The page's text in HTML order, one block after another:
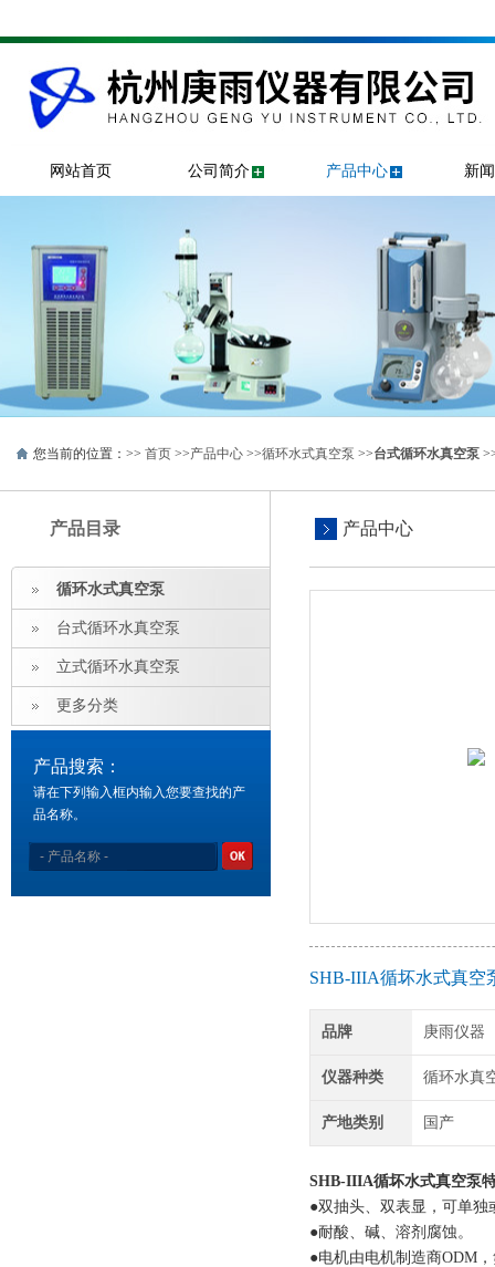
网站首页 公司简介 产品中心 新
您当前的位置：>> 首页 >>产品中心 >>循环水式真空泵 >>台式循环水真空泵
产品目录
循环水式真空泵
台式循环水真空泵
立式循环水真空泵
更多分类
产品搜索：
请在下列输入框内输入您要查找的产
品名称。
产品中心
SHB-IIIA循坏水式真空
品牌 庚雨仪器
仪器种类 循环水真
产地类别 国产
SHB-IIIA循坏水式真空泵​
●双抽头、双表显，可单独
●耐酸、碱、溶剂腐蚀。
●电机由电机制造商ODM